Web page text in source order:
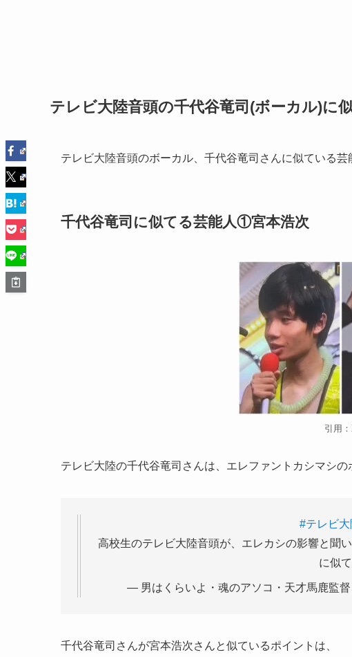
テレビ大陸音頭の千代谷竜司(ボーカル)に
テレビ大陸音頭のボーカル、千代谷竜司さんに似ている芸
千代谷竜司に似てる芸能人①宮本浩次
引用
テレビ大陸の千代谷竜司さんは、エレファントカシマシの
#テレビ
高校生のテレビ大陸音頭が、エレカシの影響と聞
に似て
— 男はくらいよ・魂のアソコ・天才馬鹿監
千代谷竜司さんが宮本浩次さんと似ているポイントは、